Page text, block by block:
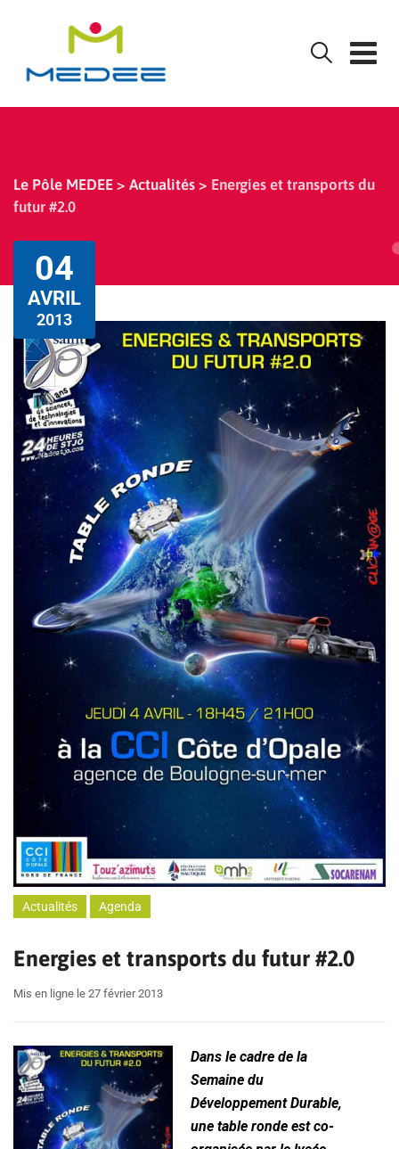
Le Pôle MEDEE > Actualités > Energies et transports du
futur #2.0
04
AVRIL
2013
Actualités Agenda
Energies et transports du futur #2.0
Mis en ligne le 27 février 2013
Dans le cadre de la
Semaine du
Développement Durable,
une table ronde est co-